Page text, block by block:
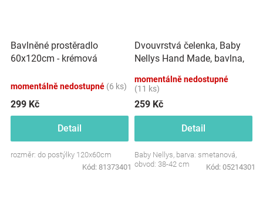
Bavlněné prostěradlo
60x120cm - krémová
momentálně nedostupné (6 ks)
299 Kč
Detail
rozměr: do postýlky 120x60cm
Kód: 81373401
Dvouvrstvá čelenka, Baby
Nellys Hand Made, bavlna,
80/98
momentálně nedostupné
(11 ks)
259 Kč
Detail
Baby Nellys, barva: smetanová,
obvod: 38-42 cm
Kód: 05214301